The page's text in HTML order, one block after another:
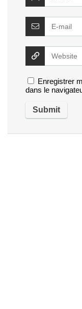
Enregistrer
dans le